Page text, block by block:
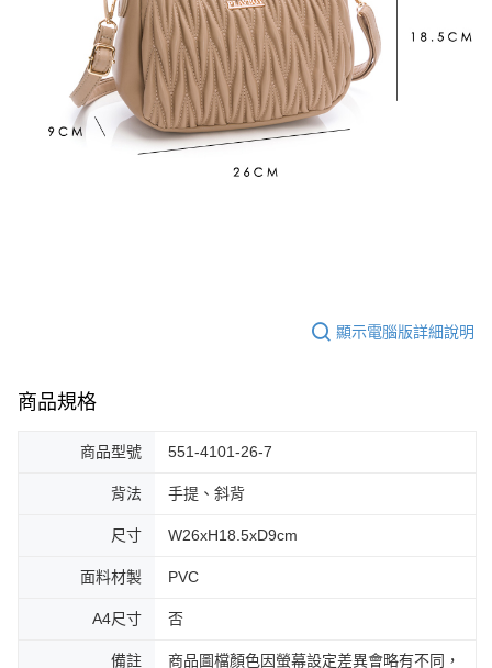
顯示電腦版詳細說明
商品規格
商品型號 551-4101-26-7
背法 手提、斜背
尺寸 W26xH18.5xD9cm
面料材製 PVC
A4尺寸 否
備註
商品圖檔顏色因螢幕設定差異會略有不同，